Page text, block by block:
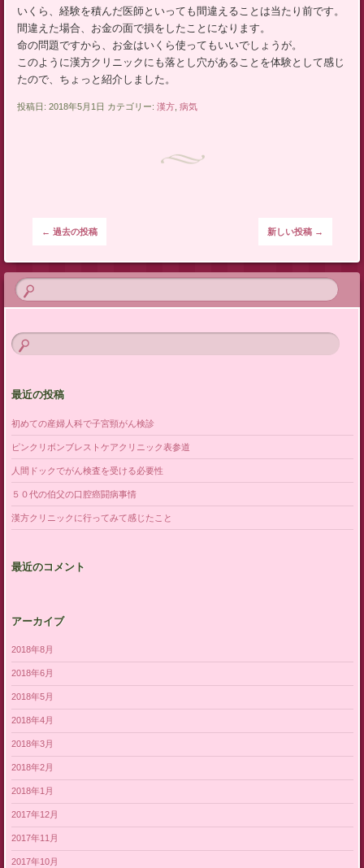
いくら、経験を積んだ医師といっても間違えることは当たり前です。
間違えた場合、お金の面で損をしたことになります。
命の問題ですから、お金はいくら使ってもいいでしょうが。
このように漢方クリニックにも落とし穴があることを体験として感じ
たので、ちょっと紹介しました。
投稿日: 2018年5月1日 カテゴリー:漢方 ,病気
投稿ナビゲーション
← 過去の投稿 新しい投稿 →
最近の投稿
初めての産婦人科で子宮頸がん検診
ピンクリボンブレストケアクリニック表参道
人間ドックでがん検査を受ける必要性
５０代の伯父の口腔癌闘病事情
漢方クリニックに行ってみて感じたこと
最近のコメント
アーカイブ
2018年8月
2018年6月
2018年5月
2018年4月
2018年3月
2018年2月
2018年1月
2017年12月
2017年11月
2017年10月